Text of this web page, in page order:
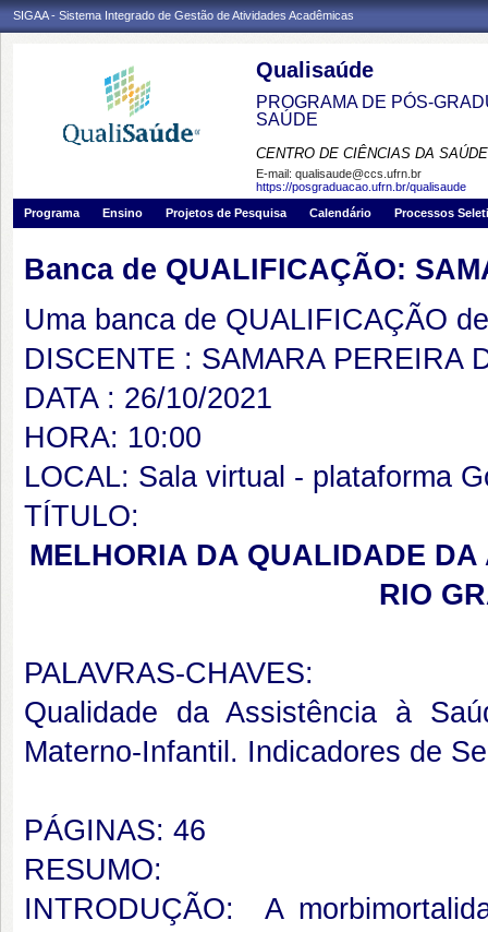
SIGAA - Sistema Integrado de Gestão de Atividades Acadêmicas
Qualisaúde
PROGRAMA DE PÓS-
SAÚDE
CENTRO DE CIÊNCIAS DA SAÚDE
E-mail: qualisaude@ccs.ufrn.br
https://posgraduacao.ufrn.br/qualisaude
Programa
Ensino Projetos de Pesquisa Calendário Processos
Banca de QUALIFICAÇÃO:
Uma banca de QUALIFICAÇÃO
DISCENTE : SAMARA PEREIRA
DATA : 26/10/2021
HORA: 10:00
LOCAL: Sala virtual - plataforma
TÍTULO:
MELHORIA DA QUALIDADE
RIO
PALAVRAS-CHAVES:
Qualidade da Assistência à
Materno-Infantil. Indicadores de
PÁGINAS: 46
RESUMO:
INTRODUÇÃO: A